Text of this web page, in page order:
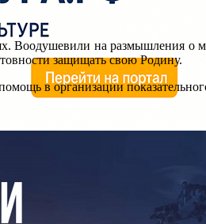
Воодушевили на размышления о
защищать свою Родину.
в организации